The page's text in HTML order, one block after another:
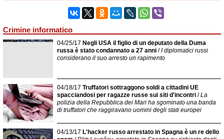
Crimine informatico
04/25/17 Negli USA il figlio di un deputato della Duma
russa è stato condannato a 27 anni /I diplomatici russi
considerano il suo arresto un rapimento
04/18/17 Truffatori sottraggono soldi a cittadini UE
spacciandosi per ragazze russe sui siti d'incontri /La
polizia della Repubblica dei Mari ha sgominato una banda
di truffatori che raggiravano uomini degli stati europei
04/13/17 L'hacker russo arrestato in Spagna è un re dello